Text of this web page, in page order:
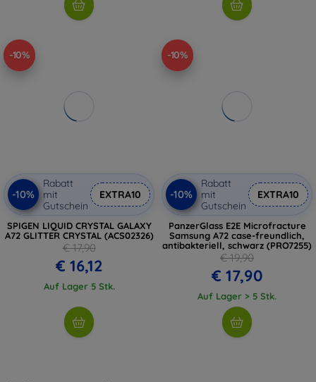
-10%
-10%
Rabatt
mit
Gutschein
EXTRA10
SPIGEN LIQUID CRYSTAL GALAXY
A72 GLITTER CRYSTAL (ACS02326)
€ 17,90
€ 16,12
Auf Lager 5 Stk.
-10%
-10%
Rabatt
mit
Gutschein
EXTRA10
PanzerGlass E2E Microfracture
Samsung A72 case-freundlich,
antibakteriell, schwarz (PRO7255)
€ 19,90
€ 17,90
Auf Lager > 5 Stk.